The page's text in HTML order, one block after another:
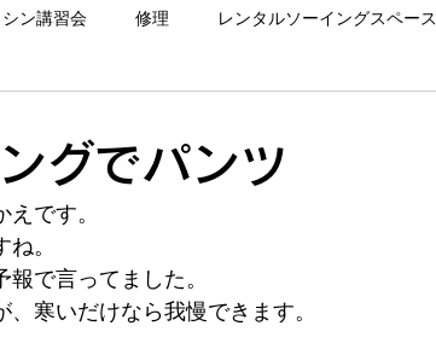
シン講習会 修理 レンタルソーイングスペース
お客様作品
グでパンツ
です。
。
で言ってました。
寒いだけなら我慢できます。